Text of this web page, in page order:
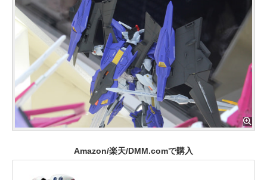
Amazon/楽天/DMM.comで購入